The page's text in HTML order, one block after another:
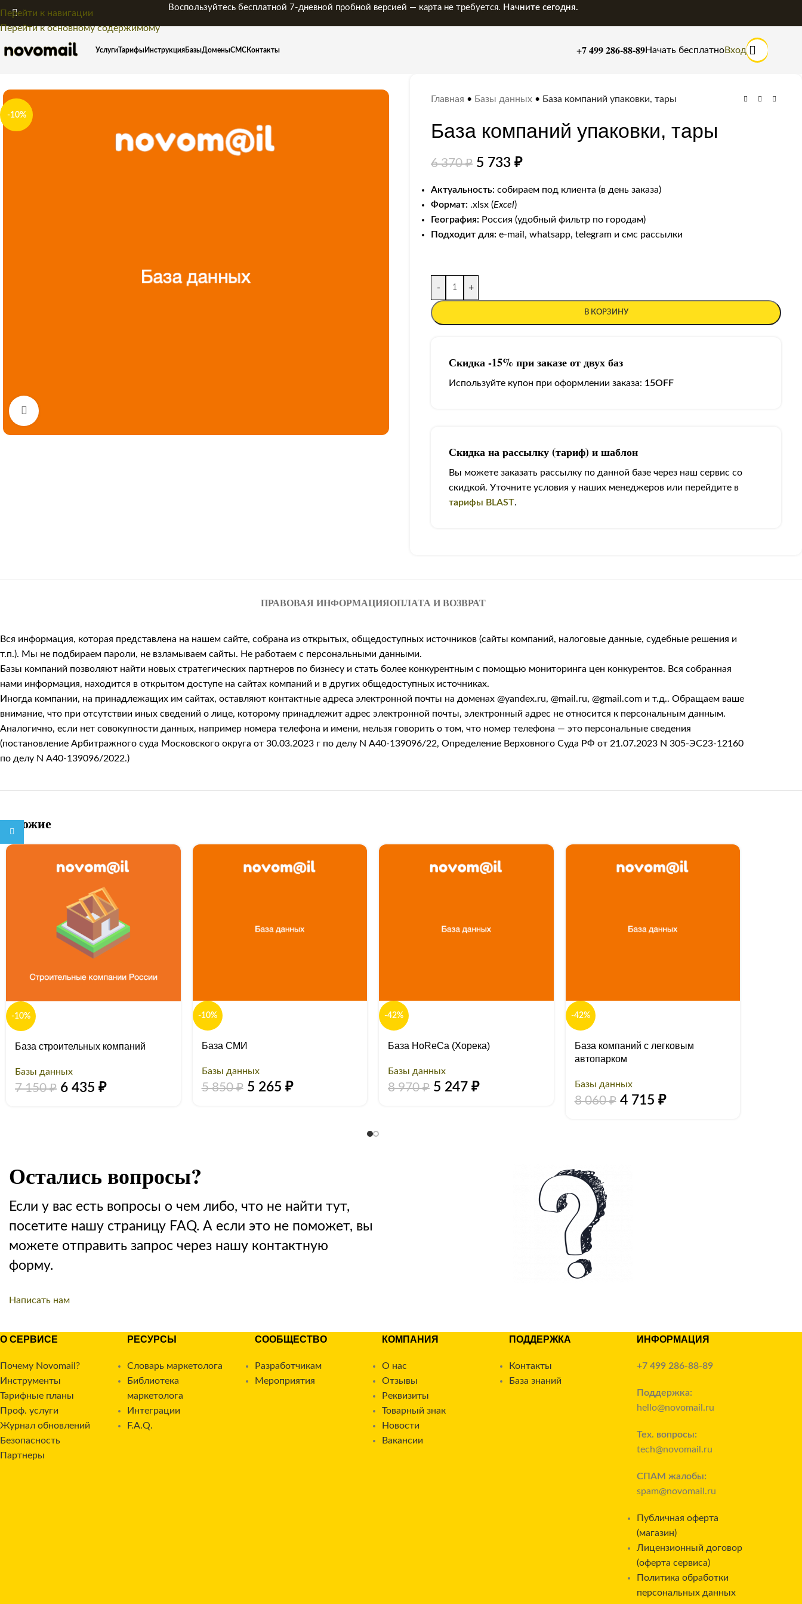
Перейти к навигации
Перейти к основному содержимому
Воспользуйтесь бесплатной 7-дневной пробной версией — карта не требуется. Начните сегодня.
УслугиТарифыИнструкцияБазыДоменыСМСКонтакты +7 499 286-88-89Начать бесплатноВход
-10%
Главная • Базы данных • База компаний упаковки, тары
База компаний упаковки, тары
6 370₽ 5 733 ₽
Актуальность: собираем под клиента (в день заказа)
Формат: .xlsx (Excel)
География: Россия (удобный фильтр по городам)
Подходит для: e-mail, whatsapp, telegram и смс рассылки
- +
В КОРЗИНУ
Скидка -15% при заказе от двух баз
Используйте купон при оформлении заказа: 15OFF
Скидка на рассылку (тариф) и шаблон
Вы можете заказать рассылку по данной базе через наш сервис со
скидкой. Уточните условия у наших менеджеров или перейдите в
тарифы BLAST.
ПРАВОВАЯ ИНФОРМАЦИЯОПЛАТА И ВОЗВРАТ
Вся информация, которая представлена на нашем сайте, собрана из открытых, общедоступных источников (сайты компаний, налоговые данные, судебные решения и
т.п.). Мы не подбираем пароли, не взламываем сайты. Не работаем с персональными данными.
Базы компаний позволяют найти новых стратегических партнеров по бизнесу и стать более конкурентным с помощью мониторинга цен конкурентов. Вся собранная
нами информация, находится в открытом доступе на сайтах компаний и в других общедоступных источниках.
Иногда компании, на принадлежащих им сайтах, оставляют контактные адреса электронной почты на доменах @yandex.ru, @mail.ru, @gmail.com и т.д.. Обращаем ваше
внимание, что при отсутствии иных сведений о лице, которому принадлежит адрес электронной почты, электронный адрес не относится к персональным данным.
Аналогично, если нет совокупности данных, например номера телефона и имени, нельзя говорить о том, что номер телефона — это персональные сведения
(постановление Арбитражного суда Московского округа от 30.03.2023 г по делу N А40-139096/22, Определение Верховного Суда РФ от 21.07.2023 N 305-ЭС23-12160
по делу N А40-139096/2022.)
Похожие
-10%
База строительных компаний
Базы данных
7 150₽ 6 435 ₽
-10%
База СМИ
Базы данных
5 850₽ 5 265 ₽
-42%
База HoReCa (Хорека)
Базы данных
8 970₽ 5 247 ₽
-42%
База компаний с легковым
автопарком
Базы данных
8 060₽ 4 715 ₽
Остались вопросы?
Если у вас есть вопросы о чем либо, что не найти тут,
посетите нашу страницу FAQ. А если это не поможет, вы
можете отправить запрос через нашу контактную
форму.
Написать нам
О СЕРВИСЕ
Почему Novomail?
Инструменты
Тарифные планы
Проф. услуги
Журнал обновлений
Безопасность
Партнеры
РЕСУРСЫ
Словарь маркетолога
Библиотека
маркетолога
Интеграции
F.A.Q.
СООБЩЕСТВО
Разработчикам
Мероприятия
КОМПАНИЯ
О нас
Отзывы
Реквизиты
Товарный знак
Новости
Вакансии
ПОДДЕРЖКА
Контакты
База знаний
ИНФОРМАЦИЯ
+7 499 286-88-89
Поддержка:
hello@novomail.ru
Тех. вопросы:
tech@novomail.ru
СПАМ жалобы:
spam@novomail.ru
Публичная оферта
(магазин)
Лицензионный договор
(оферта сервиса)
Политика обработки
персональных данных